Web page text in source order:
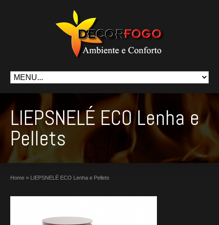
LIEPSNELÉ ECO Lenha e
Pellets
Home » LIEPSNELÉ ECO Lenha e Pellets